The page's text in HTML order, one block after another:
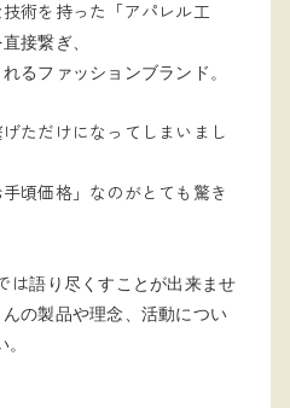
術を持った「アパレル工
接繋ぎ、
るファッションブランド。
ただけになってしまいまし
頃価格」なのがとても驚き
は語り尽くすことが出来ませ
の製品や理念、活動につい